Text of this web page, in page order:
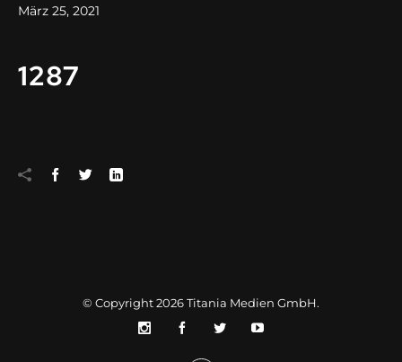
März 25, 2021
1287
© Copyright 2026Titania Medien GmbH.